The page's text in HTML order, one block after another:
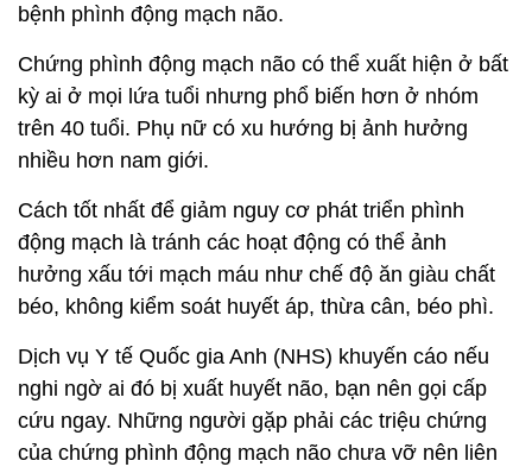
bệnh phình động mạch não.
Chứng phình động mạch não có thể xuất hiện ở bất
kỳ ai ở mọi lứa tuổi nhưng phổ biến hơn ở nhóm
trên 40 tuổi. Phụ nữ có xu hướng bị ảnh hưởng
nhiều hơn nam giới.
Cách tốt nhất để giảm nguy cơ phát triển phình
động mạch là tránh các hoạt động có thể ảnh
hưởng xấu tới mạch máu như chế độ ăn giàu chất
béo, không kiểm soát huyết áp, thừa cân, béo phì.
Dịch vụ Y tế Quốc gia Anh (NHS) khuyến cáo nếu
nghi ngờ ai đó bị xuất huyết não, bạn nên gọi cấp
cứu ngay. Những người gặp phải các triệu chứng
của chứng phình động mạch não chưa vỡ nên liên